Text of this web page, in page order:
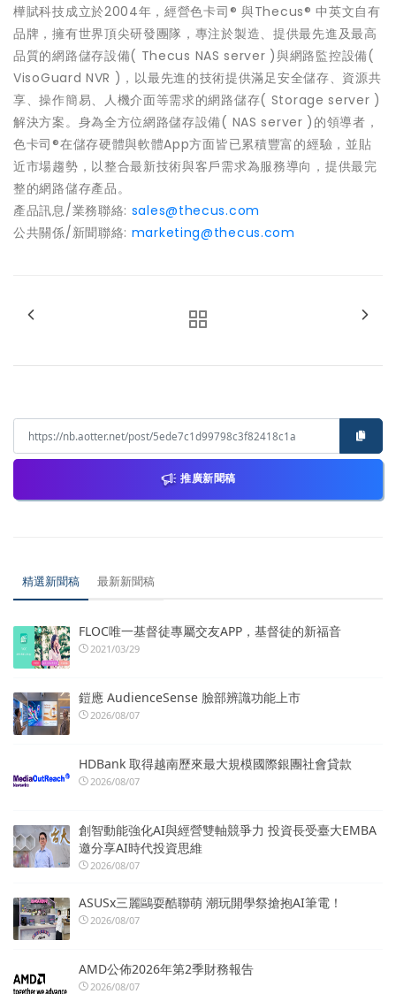
樺賦科技成立於2004年，經營色卡司® 與Thecus® 中英文自有
品牌，擁有世界頂尖研發團隊，專注於製造、提供最先進及最高
品質的網路儲存設備( Thecus NAS server )與網路監控設備(
VisoGuard NVR )，以最先進的技術提供滿足安全儲存、資源共
享、操作簡易、人機介面等需求的網路儲存( Storage server )
解決方案。身為全方位網路儲存設備( NAS server )的領導者，
色卡司®在儲存硬體與軟體App方面皆已累積豐富的經驗，並貼
近市場趨勢，以整合最新技術與客戶需求為服務導向，提供最完
整的網路儲存產品。
產品訊息/業務聯絡: sales@thecus.com
公共關係/新聞聯絡: marketing@thecus.com
推廣新聞稿
精選新聞稿 最新新聞稿
FLOC唯一基督徒專屬交友APP，基督徒的新福音
2021/03/29
鎧應 AudienceSense 臉部辨識功能上市
2026/08/07
HDBank 取得越南歷來最大規模國際銀團社會貸款
2026/08/07
創智動能強化AI與經營雙軸競爭力 投資長受臺大EMBA
邀分享AI時代投資思維
2026/08/07
ASUSx三麗鷗耍酷聯萌 潮玩開學祭搶抱AI筆電！
2026/08/07
AMD公佈2026年第2季財務報告
2026/08/07